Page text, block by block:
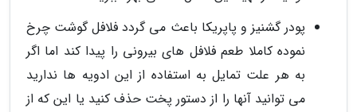
پودر گشنیز و پاپریکا باعث می گردد فلافل گوشت چرخ
نموده کاملا طعم فلافل های بیرونی را پیدا کند اما اگر
به هر علت تمایل به استفاده از این ادویه ها ندارید
می توانید آنها را از دستور پخت حذف کنید یا این که از